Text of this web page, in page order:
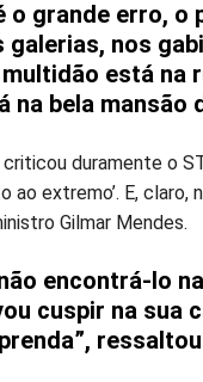
o grande erro, o
galerias, nos
está na
na bela mansão
duramente o
ao extremo’. E, claro,
Gilmar Mendes.
encontrá-lo
cuspir na sua